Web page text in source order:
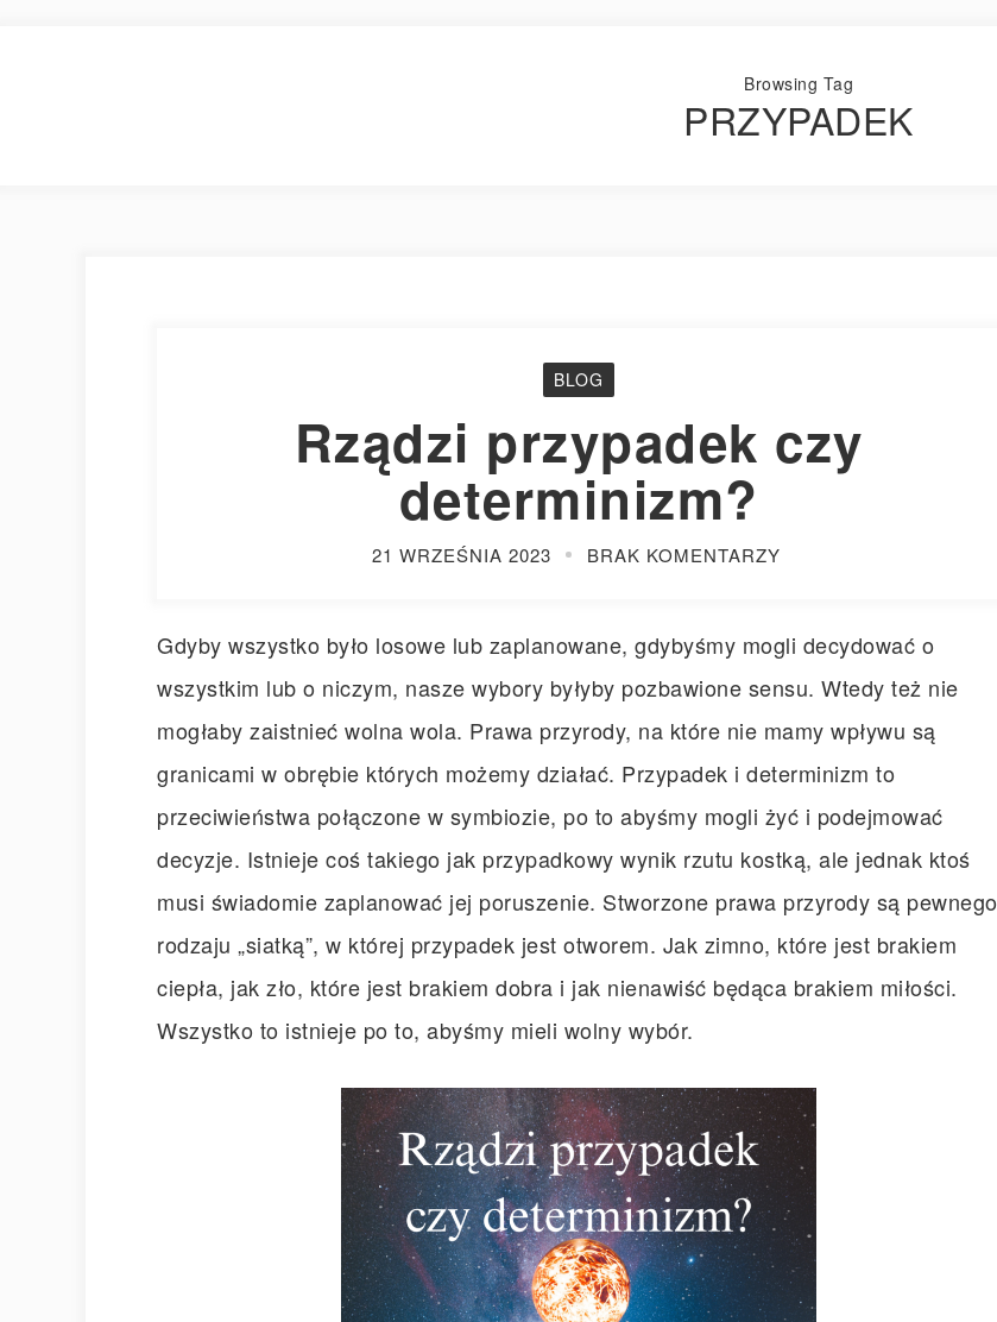
Browsing Tag
PRZYPADEK
BLOG
Rządzi przypadek czy
determinizm?
21 WRZEŚNIA 2023 BRAK KOMENTARZY
Gdyby wszystko było losowe lub zaplanowane, gdybyśmy mogli decydować o
wszystkim lub o niczym, nasze wybory byłyby pozbawione sensu. Wtedy też nie
mogłaby zaistnieć wolna wola. Prawa przyrody, na które nie mamy wpływu są
granicami w obrębie których możemy działać. Przypadek i determinizm to
przeciwieństwa połączone w symbiozie, po to abyśmy mogli żyć i podejmować
decyzje. Istnieje coś takiego jak przypadkowy wynik rzutu kostką, ale jednak ktoś
musi świadomie zaplanować jej poruszenie. Stworzone prawa przyrody są pewnego
rodzaju „siatką”, w której przypadek jest otworem. Jak zimno, które jest brakiem
ciepła, jak zło, które jest brakiem dobra i jak nienawiść będąca brakiem miłości.
Wszystko to istnieje po to, abyśmy mieli wolny wybór.